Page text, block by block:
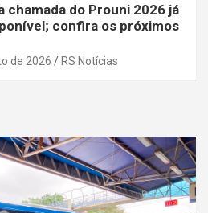
chamada do Prouni 2026 já
confira os próximos
de 2026 RS Notícias